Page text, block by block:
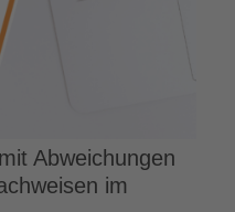
Abweichungen
im